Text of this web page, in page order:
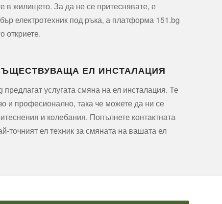
в жилището. За да не се притеснявате, е
електротехник под ръка, а платформа 151.bg
откриете.
ЕЛ ИНСТАЛАЦИЯ
услугата смяна на ел инсталация. Те
и професионално, така че можете да ни се
и колебания. Попълнете контактната
точният ел техник за смяната на вашата ел